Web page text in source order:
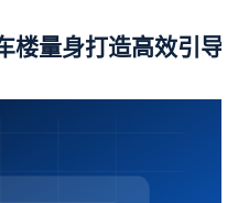
楼量身打造高效引导